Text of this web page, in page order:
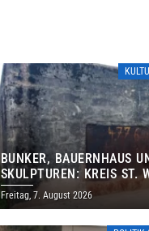
BUNKER, BAUERNHAUS
SKULPTUREN: KREIS ST.
LÄDT ZUM TAG DES
DENKMALS EIN
Freitag, 7. August 2026